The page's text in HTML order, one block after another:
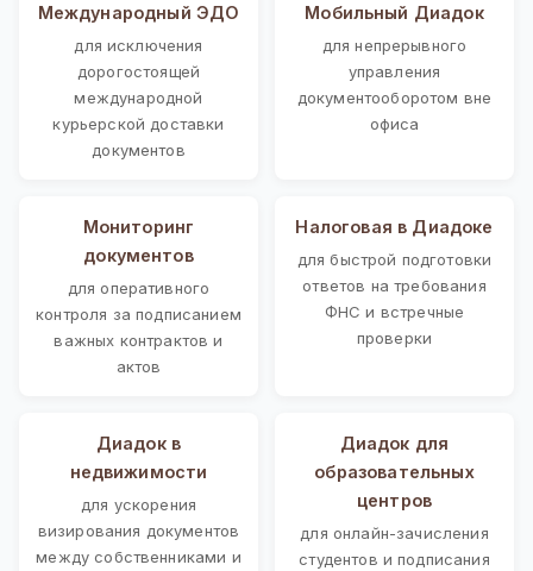
Международный ЭДО
для исключения
дорогостоящей
международной
курьерской доставки
документов
Мобильный Диадок
для непрерывного
управления
документооборотом вне
офиса
Мониторинг
документов
для оперативного
контроля за подписанием
важных контрактов и
актов
Налоговая в Диадоке
для быстрой подготовки
ответов на требования
ФНС и встречные
проверки
Диадок в
недвижимости
для ускорения
визирования документов
между собственниками и
Диадок для
образовательных
центров
для онлайн-зачисления
студентов и подписания